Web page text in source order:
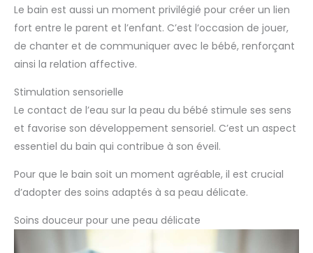
Le bain est aussi un moment privilégié pour créer un lien
fort entre le parent et l’enfant. C’est l’occasion de jouer,
de chanter et de communiquer avec le bébé, renforçant
ainsi la relation affective.
Stimulation sensorielle
Le contact de l’eau sur la peau du bébé stimule ses sens
et favorise son développement sensoriel. C’est un aspect
essentiel du bain qui contribue à son éveil.
Pour que le bain soit un moment agréable, il est crucial
d’adopter des soins adaptés à sa peau délicate.
Soins douceur pour une peau délicate